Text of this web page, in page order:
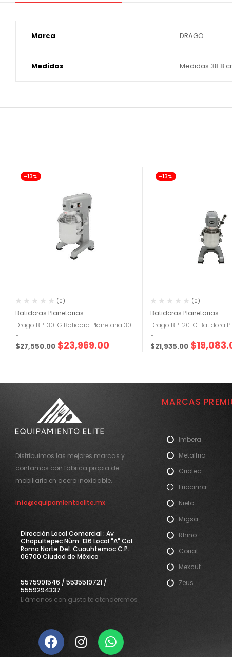
Marca DRAGO
Medidas Medidas:38.8
-13%
(0)
Batidoras Planetarias
Drago BP-30-G Batidora Planetaria 30
L
$27,550.00 $23,969.00
-13%
(0)
Batidoras Planetarias
Drago BP-20-G Batidora
L
$21,935.00 $
Distribuimos las mejores marcas y
contamos con fabrica propia de
mobiliario en acero inoxidable.
info@equipamientoelite.mx
Direcciòn Local Comercial : Av
Chapultepec Nùm. 136 Local "A" Col.
Roma Norte Del. Cuauhtemoc C.P.
06700 Ciudad de Mèxico
5575991546 / 5535519721 /
5559294337
Llámanos con gusto te atenderemos
MARCAS
Imbera
Metalfrio
Criotec
Friocima
Nieto
Migsa
Rhino
Coriat
Mexcut
Zeus